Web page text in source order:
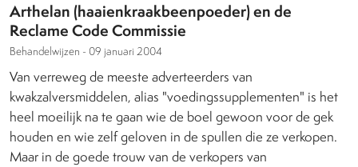
Arthelan (haaienkraakbeenpoeder) en de
Reclame Code Commissie
Behandelwijzen - 09 januari 2004
Van verreweg de meeste adverteerders van
kwakzalversmiddelen, alias "voedingssupplementen" is het
heel moeilijk na te gaan wie de boel gewoon voor de gek
houden en wie zelf geloven in de spullen die ze verkopen.
Maar in de goede trouw van de verkopers van